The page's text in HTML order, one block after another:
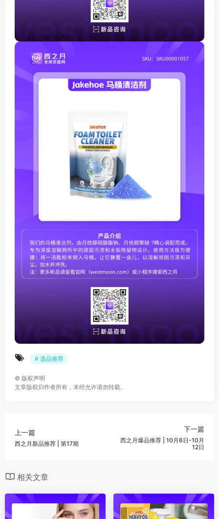
# 选品推荐
© 版权声明
文章版权归作者所有，未经允许请勿转载。
上一篇
西之月新品推荐 | 第17期
下一篇
西之月爆品推荐 | 10月6日-10月
12日
相关文章